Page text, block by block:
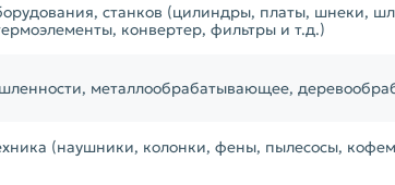
станков (цилиндры, платы, шнеки,
конвертер, фильтры и т.д.)
металлообрабатывающее,
(наушники, колонки, фены, пылесосы,